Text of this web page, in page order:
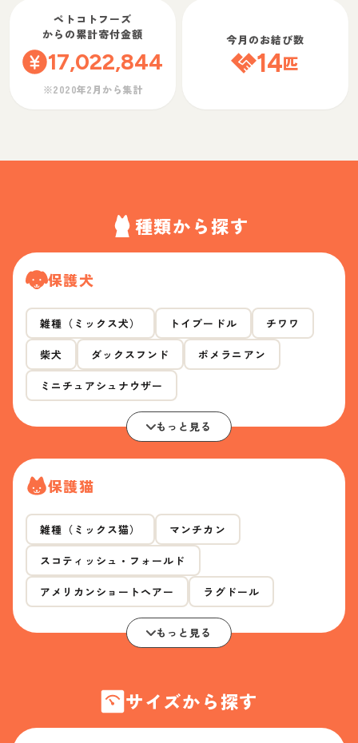
ペトコトフーズ
からの累計寄付金額
17,022,844
※2020年2月から集計
今月のお結び数
14匹
種類から探す
保護犬
雑種（ミックス犬） トイプードル チワワ
柴犬 ダックスフンド ポメラニアン
ミニチュアシュナウザー
もっと見る
保護猫
雑種（ミックス猫） マンチカン
スコティッシュ・フォールド
アメリカンショートヘアー ラグドール
もっと見る
サイズから探す